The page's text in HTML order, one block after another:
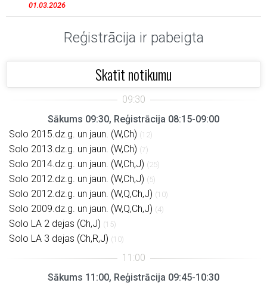
01.03.2026
Reģistrācija ir pabeigta
Skatīt notikumu
Sākums 09:30, Reģistrācija 08:15-09:00
Solo 2015.dz.g. un jaun. (W,Ch) (12)
Solo 2013.dz.g. un jaun. (W,Ch) (7)
Solo 2014.dz.g. un jaun. (W,Ch,J) (25)
Solo 2012.dz.g. un jaun. (W,Ch,J) (5)
Solo 2012.dz.g. un jaun. (W,Q,Ch,J) (10)
Solo 2009.dz.g. un jaun. (W,Q,Ch,J) (4)
Solo LA 2 dejas (Ch,J) (15)
Solo LA 3 dejas (Ch,R,J) (10)
Sākums 11:00, Reģistrācija 09:45-10:30